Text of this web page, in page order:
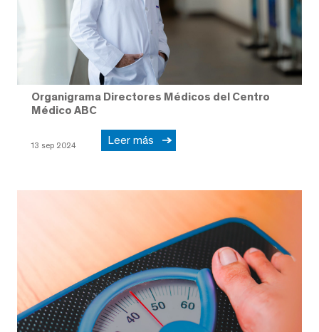
Organigrama Directores Médicos del Centro
Médico ABC
13 sep 2024 Leer más